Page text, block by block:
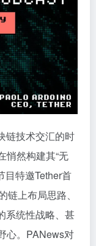
链技术交汇的时
悄然构建其“无
目特邀Tether首
上布局思路、
系统性战略、甚
心。PANews对